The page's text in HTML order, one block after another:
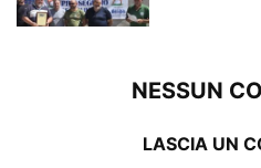
NESSUN
LASCIA UN